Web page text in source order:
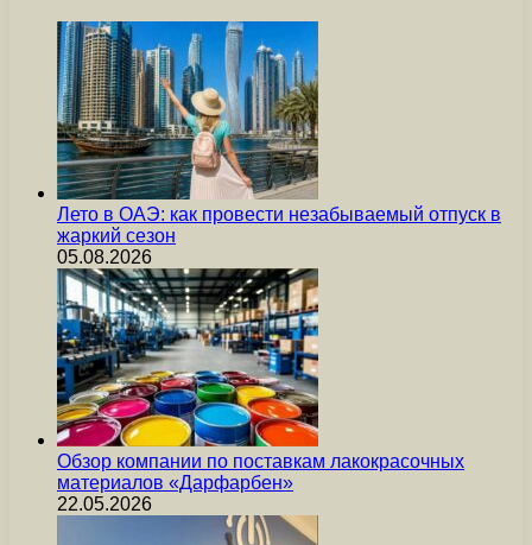
Лето в ОАЭ: как провести незабываемый отпуск в
жаркий сезон
05.08.2026
Обзор компании по поставкам лакокрасочных
материалов «Дарфарбен»
22.05.2026